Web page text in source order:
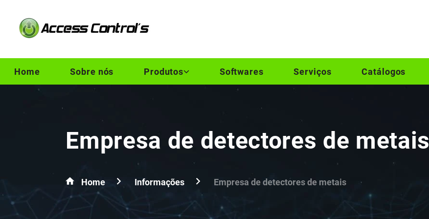
Home Sobre nós Produtos Softwares Serviços Catálogos
Empresa de detectores de metais
Home Informações Empresa de detectores de metais